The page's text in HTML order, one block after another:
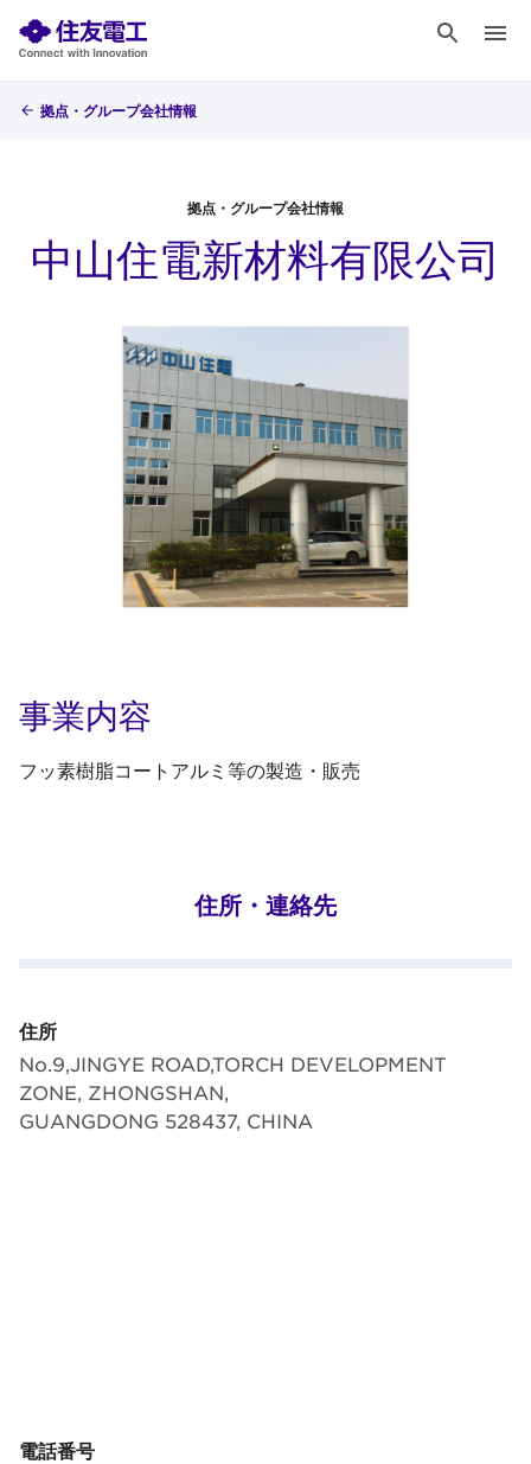
拠点・グループ会社情報
拠点・グループ会社情報
中山住電新材料有限公司
事業内容
フッ素樹脂コートアルミ等の製造・販売
住所・連絡先
住所
No.9,JINGYE ROAD,TORCH DEVELOPMENT
ZONE, ZHONGSHAN,
GUANGDONG 528437, CHINA
電話番号